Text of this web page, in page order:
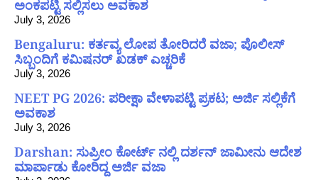
ಅಂಕಪಟ್ಟಿ ಸಲ್ಲಿಸಲು ಅವಕಾಶ
July 3, 2026
Bengaluru: ಕರ್ತವ್ಯ ಲೋಪ ತೋರಿದರೆ ವಜಾ; ಪೊಲೀಸ್
ಸಿಬ್ಬಂದಿಗೆ ಕಮಿಷನರ್ ಖಡಕ್ ಎಚ್ಚರಿಕೆ
July 3, 2026
NEET PG 2026: ಪರೀಕ್ಷಾ ವೇಳಾಪಟ್ಟಿ ಪ್ರಕಟ; ಅರ್ಜಿ ಸಲ್ಲಿಕೆಗೆ
ಅವಕಾಶ
July 3, 2026
Darshan: ಸುಪ್ರೀಂ ಕೋರ್ಟ್ ನಲ್ಲಿ ದರ್ಶನ್ ಜಾಮೀನು ಆದೇಶ
ಮಾರ್ಪಾಡು ಕೋರಿದ್ದ ಅರ್ಜಿ ವಜಾ